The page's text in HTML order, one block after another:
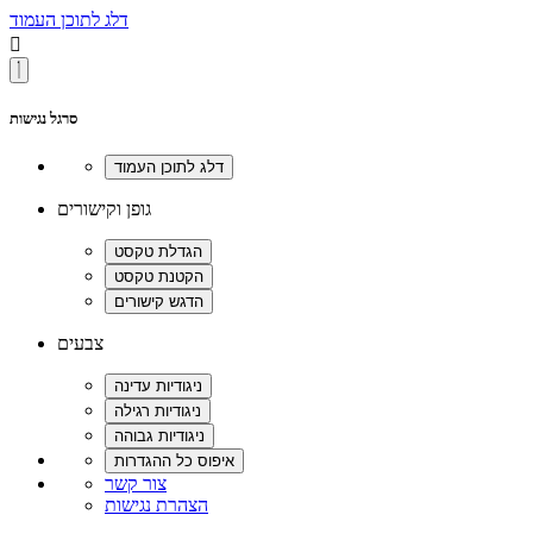
דלג לתוכן העמוד

סרגל נגישות
גופן וקישורים
צבעים
צור קשר
הצהרת נגישות